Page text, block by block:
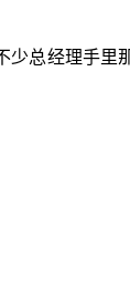
总经理手里